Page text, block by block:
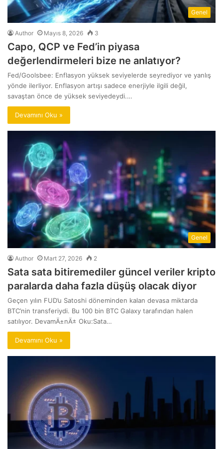
Genel
Author Mayıs 8, 2026 3
Capo, QCP ve Fed’in piyasa
değerlendirmeleri bize ne anlatıyor?
Fed/Goolsbee: Enflasyon yüksek seviyelerde seyrediyor ve yanlış
yönde ilerliyor. Enflasyon artışı sadece enerjiyle ilgili değil,
savaştan önce de yüksek seviyedeydi.…
Devamını Oku »
Genel
Author Mart 27, 2026 2
Sata sata bitiremediler güncel veriler kripto
paralarda daha fazla düşüş olacak diyor
Geçen yılın FUD’u Satoshi döneminden kalan devasa miktarda
BTC’nin transferiydi. Bu 100 bin BTC Galaxy tarafından halen
satılıyor. DevamÄ±nÄ± Oku:Sata…
Devamını Oku »